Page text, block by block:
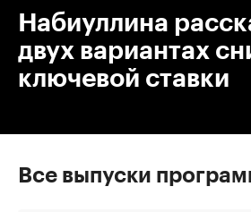
Набиуллина
двух вариантах
ключевой ставки
Все выпуски